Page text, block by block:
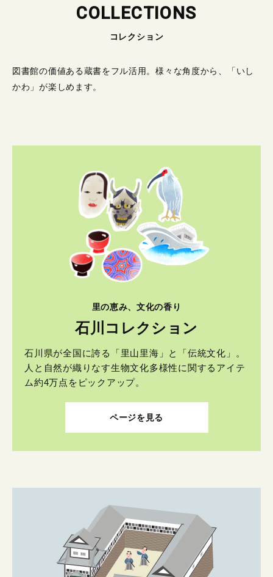
COLLECTIONS
コレクション
図書館の価値ある蔵書をフル活用。様々な角度から、「いし
かわ」が楽しめます。
里の恵み、文化の香り
石川コレクション
石川県が全国に誇る「里山里海」と「伝統文化」。
人と自然が織りなす生物文化多様性に関するアイテ
ム約4万点をピックアップ。
ページを見る